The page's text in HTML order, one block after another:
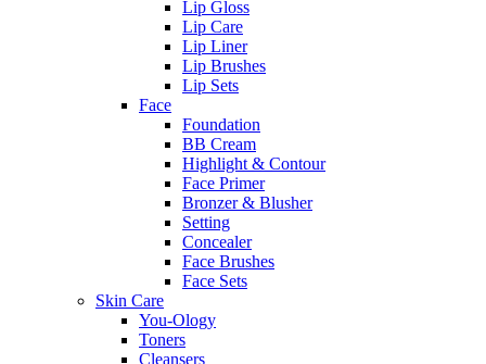
Lip Gloss
Lip Care
Lip Liner
Lip Brushes
Lip Sets
Face
Foundation
BB Cream
Highlight & Contour
Face Primer
Bronzer & Blusher
Setting
Concealer
Face Brushes
Face Sets
Skin Care
You-Ology
Toners
Cleansers